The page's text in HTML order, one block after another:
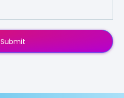
Submit